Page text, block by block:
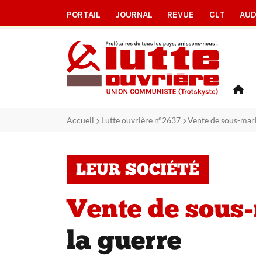
PORTAIL JOURNAL REVUE CLT
Accueil Lutte ouvrière n°2637 Vente de sous-
LEUR SOCIÉTÉ
Vente de
la guerre